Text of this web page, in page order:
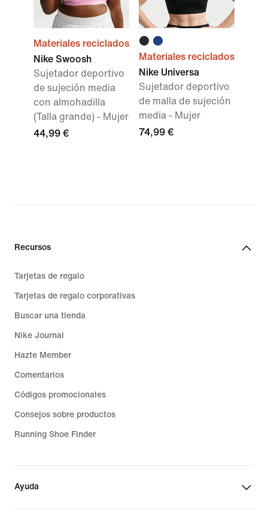
Materiales reciclados
Nike Swoosh
Sujetador deportivo
de sujeción media
con almohadilla
(Talla grande) - Mujer
44,99 €
Materiales reciclados
Nike Universa
Sujetador deportivo
de malla de sujeción
media - Mujer
74,99 €
Recursos
Tarjetas de regalo
Tarjetas de regalo corporativas
Buscar una tienda
Nike Journal
Hazte Member
Comentarios
Códigos promocionales
Consejos sobre productos
Running Shoe Finder
Ayuda